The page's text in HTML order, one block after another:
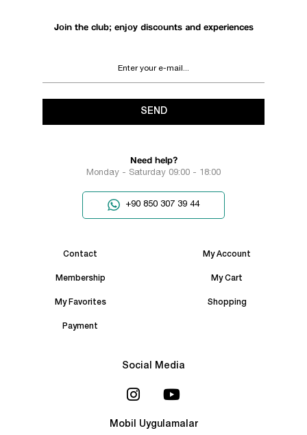
Join the club; enjoy discounts and experiences
SEND
Need help?
Monday - Saturday 09:00 - 18:00
+90 850 307 39 44
Contact My Account
Membership My Cart
My Favorites Shopping
Payment
Social Media
Mobil Uygulamalar